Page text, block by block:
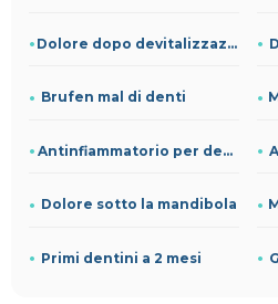
Dolore dopo devitalizzazione quanto dura
Brufen mal di denti
Antinfiammatorio per denti e gengive
Dolore sotto la mandibola
Primi dentini a 2 mesi